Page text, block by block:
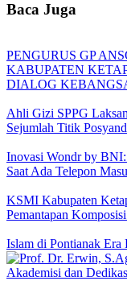
Baca Juga
PENGURUS GP
KABUPATEN
DIALOG
Ahli Gizi SPPG
Sejumlah Titik
Inovasi Wondr by
Saat Ada Telepon
KSMI Kabupaten
Pemantapan
Islam di Pontianak Era
Akademisi dan